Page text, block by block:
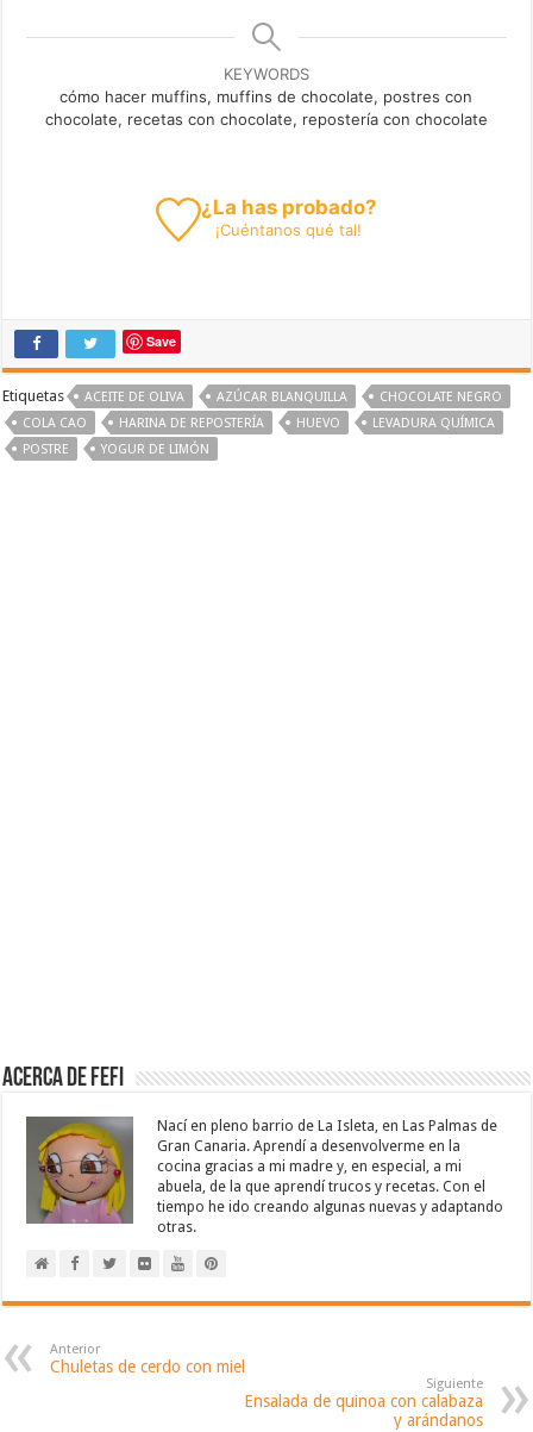
KEYWORDS
cómo hacer muffins, muffins de chocolate, postres con
chocolate, recetas con chocolate, repostería con chocolate
¿La has probado?
¡Cuéntanos qué tal!
Save
Etiquetas ACEITE DE OLIVA AZÚCAR BLANQUILLA
CHOCOLATE NEGRO
COLA CAO
HARINA DE REPOSTERÍA HUEVO
LEVADURA QUÍMICA
POSTRE
YOGUR DE LIMÓN
Acerca de Fefi
Nací en pleno barrio de La Isleta, en Las Palmas de
Gran Canaria. Aprendí a desenvolverme en la
cocina gracias a mi madre y, en especial, a mi
abuela, de la que aprendí trucos y recetas. Con el
tiempo he ido creando algunas nuevas y adaptando
otras.
Anterior
Chuletas de cerdo con miel
Siguiente
Ensalada de quinoa con calabaza
y arándanos